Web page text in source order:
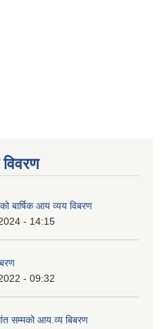
बार्षिक आय व्यय विबरण
- 14:15
- 09:32
सम्मको आय.व्य बिबरण